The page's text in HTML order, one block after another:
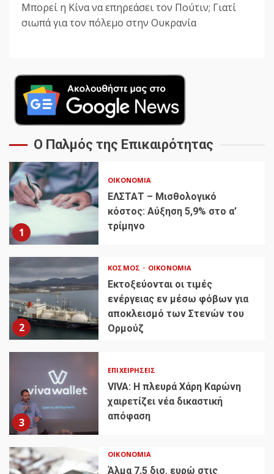
Μπορεί η Κίνα να επηρεάσει τον Πούτιν; Γιατί
σιωπά για τον πόλεμο στην Ουκρανία
Ο Παλμός της Επικαιρότητας
1
ΟΙΚΟΝΟΜΊΑ
ΕΛΣΤΑΤ – Μισθολογικό
κόστος: Αύξηση 5,9% στο α’
τρίμηνο
2
ΚΌΣΜΟΣ ΟΙΚΟΝΟΜΊΑ
Εκτοξεύονται οι τιμές
ενέργειας εν μέσω φόβων για
αποκλεισμό των Στενών του
Ορμούζ
3
ΕΠΙΧΕΙΡΉΣΕΙΣ
VIVA: Η πλευρά Χάρη Καρώνη
χαιρετίζει νέα δικαστική
απόφαση
ΟΙΚΟΝΟΜΊΑ
Άλμα 7,5 δισ. ευρώ στις